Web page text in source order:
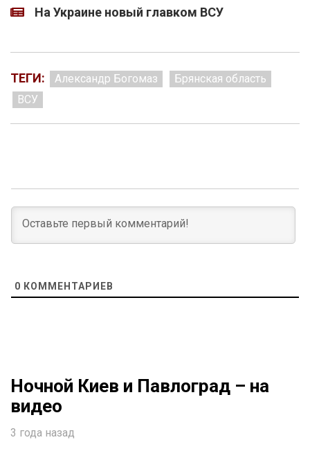
На Украине новый главком ВСУ
ТЕГИ: Александр Богомаз
Брянская область
ВСУ
0 КОММЕНТАРИЕВ
Ночной Киев и Павлоград – на
видео
3 года назад